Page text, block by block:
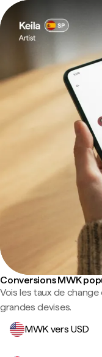
Conversions MWK
Vois les taux de
grandes devises.
MWK vers USD